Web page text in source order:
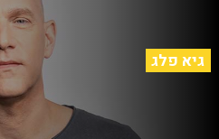
גיא פלג